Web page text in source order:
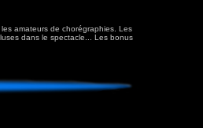
amateurs de chorégraphies. Les
dans le spectacle... Les bonus